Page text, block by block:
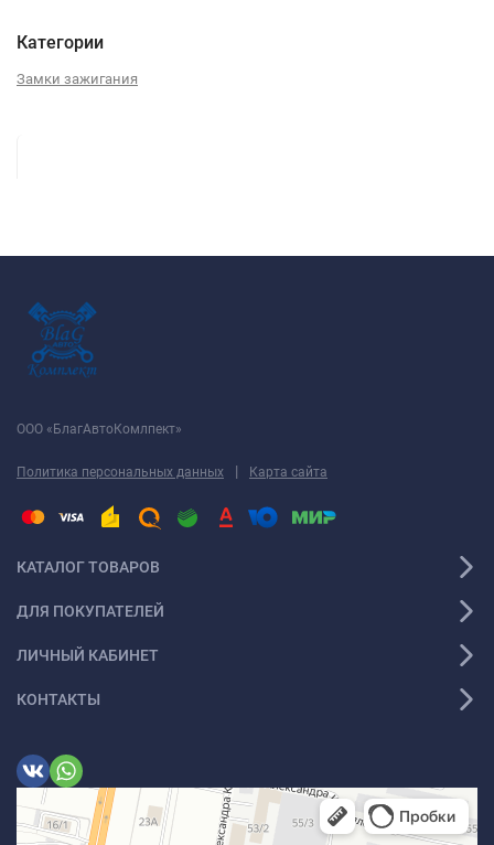
Категории
Замки зажигания
ООО «БлагАвтоКомлпект»
Политика персональных данных | Карта сайта
КАТАЛОГ ТОВАРОВ
ДЛЯ ПОКУПАТЕЛЕЙ
ЛИЧНЫЙ КАБИНЕТ
КОНТАКТЫ